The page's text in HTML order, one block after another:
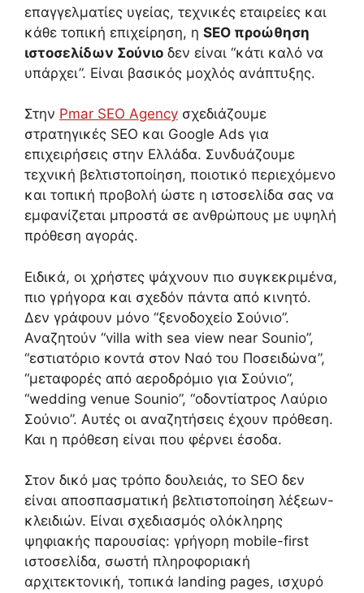
επαγγελματίες υγείας, τεχνικές εταιρείες και
κάθε τοπική επιχείρηση, η SEO προώθηση
ιστοσελίδων Σούνιο δεν είναι “κάτι καλό να
υπάρχει”. Είναι βασικός μοχλός ανάπτυξης.
Στην Pmar SEO Agency σχεδιάζουμε
στρατηγικές SEO και Google Ads για
επιχειρήσεις στην Ελλάδα. Συνδυάζουμε
τεχνική βελτιστοποίηση, ποιοτικό περιεχόμενο
και τοπική προβολή ώστε η ιστοσελίδα σας να
εμφανίζεται μπροστά σε ανθρώπους με υψηλή
πρόθεση αγοράς.
Ειδικά, οι χρήστες ψάχνουν πιο συγκεκριμένα,
πιο γρήγορα και σχεδόν πάντα από κινητό.
Δεν γράφουν μόνο “ξενοδοχείο Σούνιο”.
Αναζητούν “villa with sea view near Sounio”,
“εστιατόριο κοντά στον Ναό του Ποσειδώνα”,
“μεταφορές από αεροδρόμιο για Σούνιο”,
“wedding venue Sounio”, “οδοντίατρος Λαύριο
Σούνιο”. Αυτές οι αναζητήσεις έχουν πρόθεση.
Και η πρόθεση είναι που φέρνει έσοδα.
Στον δικό μας τρόπο δουλειάς, το SEO δεν
είναι αποσπασματική βελτιστοποίηση λέξεων-
κλειδιών. Είναι σχεδιασμός ολόκληρης
ψηφιακής παρουσίας: γρήγορη mobile-first
ιστοσελίδα, σωστή πληροφοριακή
αρχιτεκτονική, τοπικά landing pages, ισχυρό